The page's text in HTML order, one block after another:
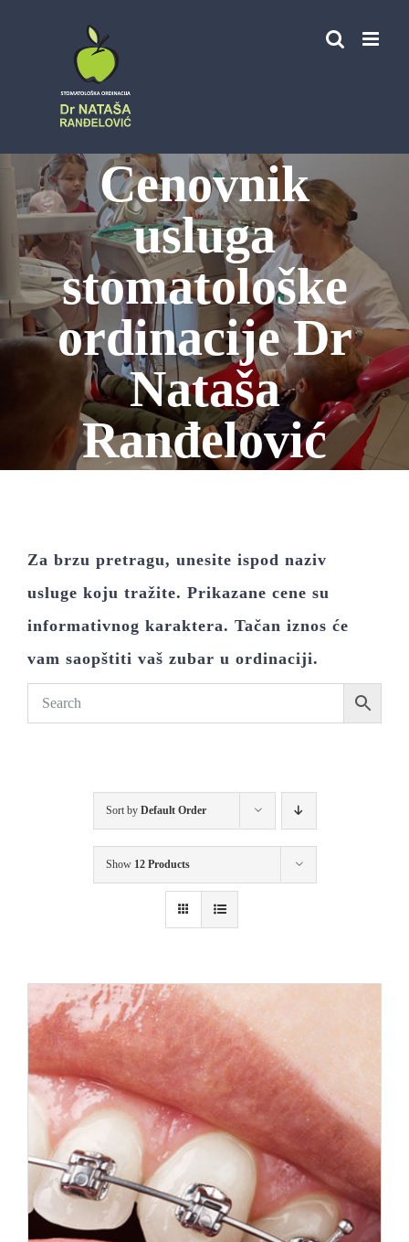
Cenovnik
usluga
stomatološke
ordinacije Dr
Nataša
Ranđelović
Za brzu pretragu, unesite ispod naziv
usluge koju tražite. Prikazane cene su
informativnog karaktera. Tačan iznos će
vam saopštiti vaš zubar u ordinaciji.
Sort by Default Order
Show 12 Products